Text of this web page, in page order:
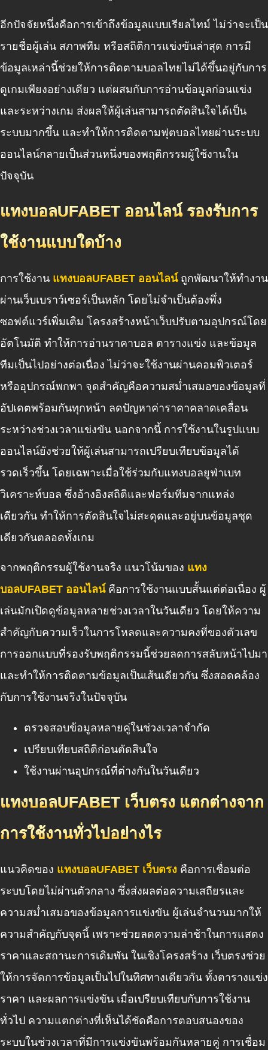
อีกปัจจัยหนึ่งคือการเข้าถึงข้อมูลแบบเรียลไทม์ ไม่ว่าจะเป็น
รายชื่อผู้เล่น สภาพทีม หรือสถิติการแข่งขันล่าสุด การมี
ข้อมูลเหล่านี้ช่วยให้การติดตามบอลไทยไม่ได้ขึ้นอยู่กับการ
ดูเกมเพียงอย่างเดียว แต่ผสมกับการอ่านข้อมูลก่อนแข่ง
และระหว่างเกม ส่งผลให้ผู้เล่นสามารถตัดสินใจได้เป็น
ระบบมากขึ้น และทำให้การติดตามฟุตบอลไทยผ่านระบบ
ออนไลน์กลายเป็นส่วนหนึ่งของพฤติกรรมผู้ใช้งานใน
ปัจจุบัน
แทงบอลUFABET ออนไลน์ รองรับการ
ใช้งานแบบใดบ้าง
การใช้งาน แทงบอลUFABET ออนไลน์ถูกพัฒนาให้ทำงาน
ผ่านเว็บเบราว์เซอร์เป็นหลัก โดยไม่จำเป็นต้องพึ่ง
ซอฟต์แวร์เพิ่มเติม โครงสร้างหน้าเว็บปรับตามอุปกรณ์โดย
อัตโนมัติ ทำให้การอ่านราคาบอล ตารางแข่ง และข้อมูล
ทีมเป็นไปอย่างต่อเนื่อง ไม่ว่าจะใช้งานผ่านคอมพิวเตอร์
หรืออุปกรณ์พกพา จุดสำคัญคือความสม่ำเสมอของข้อมูลที่
อัปเดตพร้อมกันทุกหน้า ลดปัญหาค่าราคาคลาดเคลื่อน
ระหว่างช่วงเวลาแข่งขัน นอกจากนี้ การใช้งานในรูปแบบ
ออนไลน์ยังช่วยให้ผู้เล่นสามารถเปรียบเทียบข้อมูลได้
รวดเร็วขึ้น โดยเฉพาะเมื่อใช้ร่วมกับแทงบอลยูฟ่าเบท
วิเคราะห์บอล ซึ่งอ้างอิงสถิติและฟอร์มทีมจากแหล่ง
เดียวกัน ทำให้การตัดสินใจไม่สะดุดและอยู่บนข้อมูลชุด
เดียวกันตลอดทั้งเกม
จากพฤติกรรมผู้ใช้งานจริง แนวโน้มของ แทง
บอลUFABET ออนไลน์คือการใช้งานแบบสั้นแต่ต่อเนื่อง ผู้
เล่นมักเปิดดูข้อมูลหลายช่วงเวลาในวันเดียว โดยให้ความ
สำคัญกับความเร็วในการโหลดและความคงที่ของตัวเลข
การออกแบบที่รองรับพฤติกรรมนี้ช่วยลดการสลับหน้าไปมา
และทำให้การติดตามข้อมูลเป็นเส้นเดียวกัน ซึ่งสอดคล้อง
กับการใช้งานจริงในปัจจุบัน
ตรวจสอบข้อมูลหลายคู่ในช่วงเวลาจำกัด
เปรียบเทียบสถิติก่อนตัดสินใจ
ใช้งานผ่านอุปกรณ์ที่ต่างกันในวันเดียว
แทงบอลUFABET เว็บตรง แตกต่างจาก
การใช้งานทั่วไปอย่างไร
แนวคิดของ แทงบอลUFABET เว็บตรง คือการเชื่อมต่อ
ระบบโดยไม่ผ่านตัวกลาง ซึ่งส่งผลต่อความเสถียรและ
ความสม่ำเสมอของข้อมูลการแข่งขัน ผู้เล่นจำนวนมากให้
ความสำคัญกับจุดนี้ เพราะช่วยลดความล่าช้าในการแสดง
ราคาและสถานะการเดิมพัน ในเชิงโครงสร้าง เว็บตรงช่วย
ให้การจัดการข้อมูลเป็นไปในทิศทางเดียวกัน ทั้งตารางแข่ง
ราคา และผลการแข่งขัน เมื่อเปรียบเทียบกับการใช้งาน
ทั่วไป ความแตกต่างที่เห็นได้ชัดคือการตอบสนองของ
ระบบในช่วงเวลาที่มีการแข่งขันพร้อมกันหลายคู่ การเชื่อม